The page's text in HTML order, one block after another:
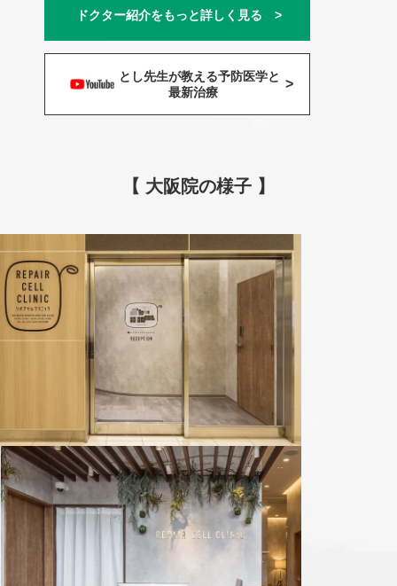
ドクター紹介をもっと詳しく見る >
とし先生が教える予防医学と
最新治療
>
【 大阪院の様子 】